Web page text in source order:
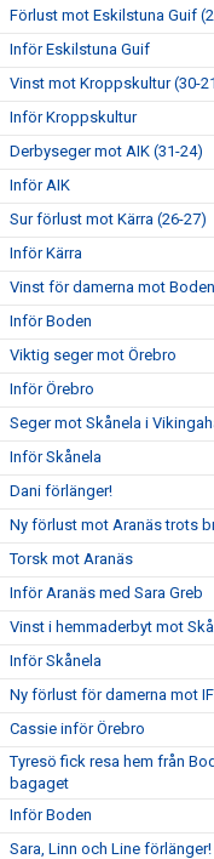
Förlust mot Eskilstuna Guif
Inför Eskilstuna Guif
Vinst mot Kroppskultur (30-
Inför Kroppskultur
Derbyseger mot AIK (31-24)
Inför AIK
Sur förlust mot Kärra (26-27)
Inför Kärra
Vinst för damerna mot Boden
Inför Boden
Viktig seger mot Örebro
Inför Örebro
Seger mot Skånela i
Inför Skånela
Dani förlänger!
Ny förlust mot Aranäs trots
Torsk mot Aranäs
Inför Aranäs med Sara Greb
Vinst i hemmaderbyt mot
Inför Skånela
Ny förlust för damerna mot
Cassie inför Örebro
Tyresö fick resa hem från
bagaget
Inför Boden
Sara, Linn och Line förlänger!